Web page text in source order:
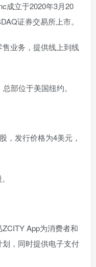
成立于2020年3月20
证券交易所上市。
售业务，提供线上到线
部位于美国纽约。
，发行价格为4美元，
ZCITY App为消费者和
，同时提供电子支付